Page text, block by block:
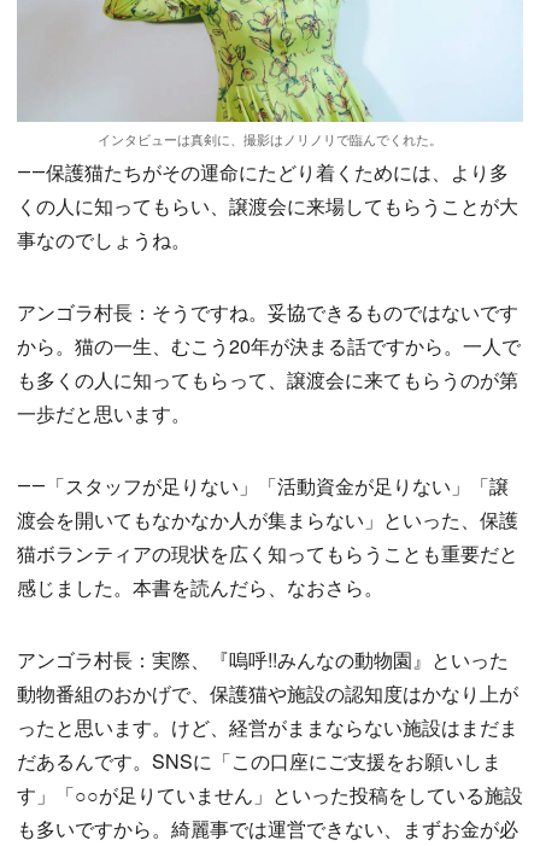
インタビューは真剣に、撮影はノリノリで臨んでくれた。
――保護猫たちがその運命にたどり着くためには、より多
くの人に知ってもらい、譲渡会に来場してもらうことが大
事なのでしょうね。
アンゴラ村長：そうですね。妥協できるものではないです
から。猫の一生、むこう20年が決まる話ですから。一人で
も多くの人に知ってもらって、譲渡会に来てもらうのが第
一歩だと思います。
――「スタッフが足りない」「活動資金が足りない」「譲
渡会を開いてもなかなか人が集まらない」といった、保護
猫ボランティアの現状を広く知ってもらうことも重要だと
感じました。本書を読んだら、なおさら。
アンゴラ村長：実際、『嗚呼!!みんなの動物園』といった
動物番組のおかげで、保護猫や施設の認知度はかなり上が
ったと思います。けど、経営がままならない施設はまだま
だあるんです。SNSに「この口座にご支援をお願いしま
す」「○○が足りていません」といった投稿をしている施設
も多いですから。綺麗事では運営できない、まずお金が必